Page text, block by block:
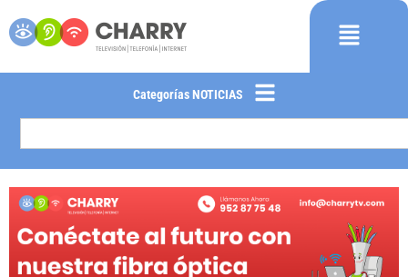
Categorías NOTICIAS